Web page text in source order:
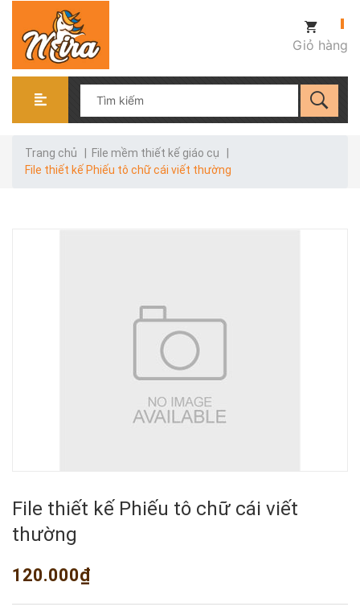
Giỏ hàng
Trang chủ File mềm thiết kế giáo cụ
File thiết kế Phiếu tô chữ cái viết thường
File thiết kế Phiếu tô chữ cái viết
thường
120.000₫